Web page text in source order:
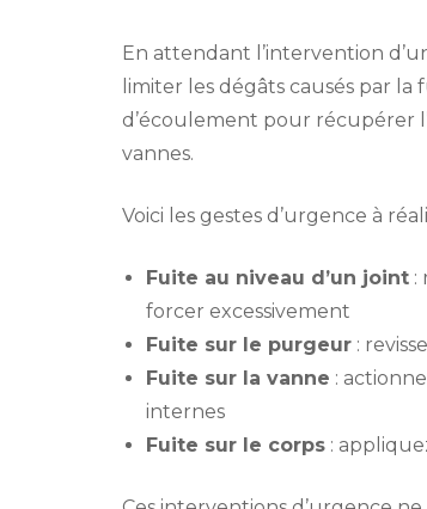
En attendant l’intervention
limiter les dégâts causés par
d’écoulement pour récupérer
vannes.
Voici les gestes d’urgence à
Fuite au niveau d’un joint :
forcer excessivement
Fuite sur le purgeur :
Fuite sur la vanne :
internes
Fuite sur le corps :